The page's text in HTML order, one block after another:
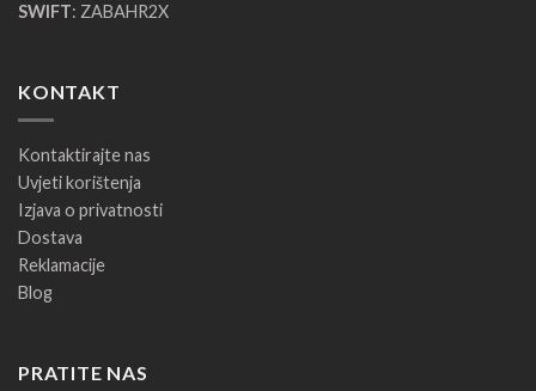
SWIFT: ZABAHR2X
KONTAKT
Kontaktirajte nas
Uvjeti korištenja
Izjava o privatnosti
Dostava
Reklamacije
Blog
PRATITE NAS